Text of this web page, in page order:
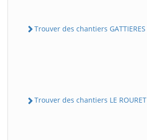
Trouver des chantiers GATTIERES
Trouver des chantiers LE ROURET